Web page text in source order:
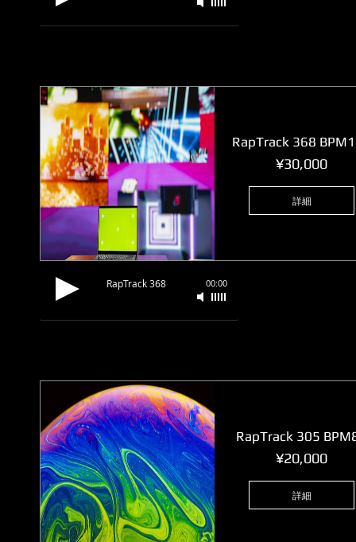
RapTrack 368
¥30,000価
詳細
RapTrack 368 00:00
RapTrack 305
¥20,000価
詳細